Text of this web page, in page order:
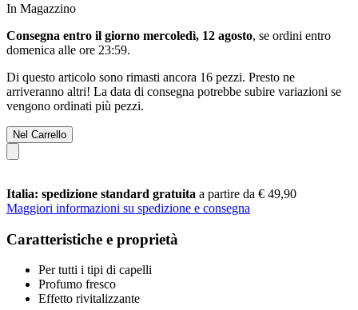
In Magazzino
Consegna entro il giorno mercoledì, 12 agosto, se ordini entro
domenica alle ore 23:59.
Di questo articolo sono rimasti ancora 16 pezzi. Presto ne
arriveranno altri! La data di consegna potrebbe subire variazioni se
vengono ordinati più pezzi.
Nel Carrello
Italia: spedizione standard gratuita a partire da € 49,90
Maggiori informazioni su spedizione e consegna
Caratteristiche e proprietà
Per tutti i tipi di capelli
Profumo fresco
Effetto rivitalizzante